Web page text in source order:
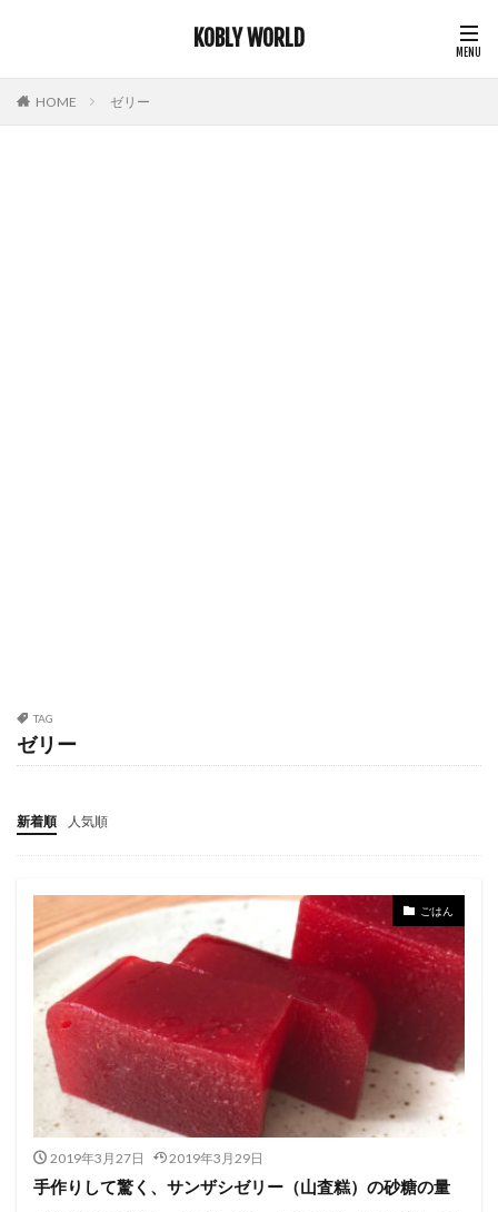
KOBLY WORLD
HOME ゼリー
TAG
ゼリー
新着順 人気順
ごはん
2019年3月27日 2019年3月29日
手作りして驚く、サンザシゼリー（山査糕）の砂糖の量